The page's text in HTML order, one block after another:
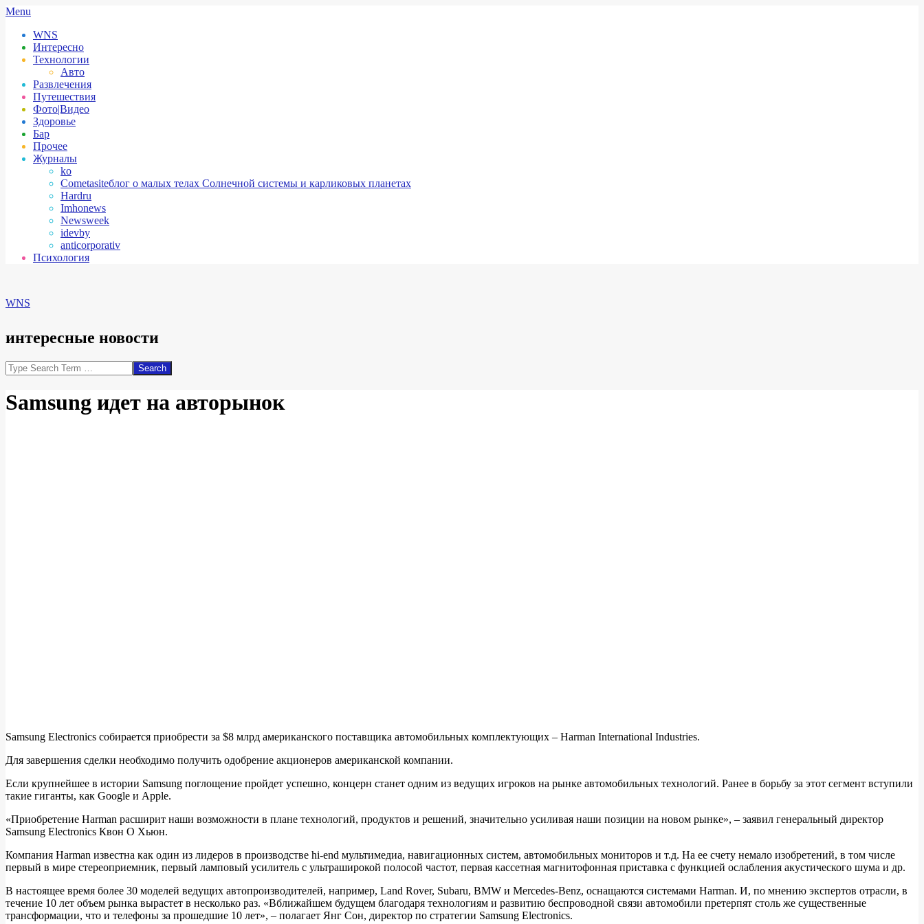
Skip
content
Secondary
Menu
Menu
WNS
Интересно
Технологии
Авто
Развлечения
Путешествия
Фото|Видео
Здоровье
Бар
Прочее
Журналы
ko
Cometasiteблог о малых телах Солнечной системы и карликовых планетах
Hardru
Imhonews
Newsweek
idevby
anticorporativ
Психология
WNS
интересные новости
Search
Samsung идет на авторынок
Samsung Electronics собирается приобрести за $8 млрд американского поставщика автомобильных комплектующих – Harman International Industries.
Для завершения сделки необходимо получить одобрение акционеров американской компании.
Если крупнейшее в истории Samsung поглощение пройдет успешно, концерн станет одним из ведущих игроков на рынке автомобильных технологий. Ранее в борьбу за этот сегмент вступили
такие гиганты, как Google и Apple.
«Приобретение Harman расширит наши возможности в плане технологий, продуктов и решений, значительно усиливая наши позиции на новом рынке», – заявил генеральный директор
Samsung Electronics Квон О Хьюн.
Компания Harman известна как один из лидеров в производстве hi-end мультимедиа, навигационных систем, автомобильных мониторов и т.д. На ее счету немало изобретений, в том числе
первый в мире стереоприемник, первый ламповый усилитель с ультраширокой полосой частот, первая кассетная магнитофонная приставка с функцией ослабления акустического шума и др.
В настоящее время более 30 моделей ведущих автопроизводителей, например, Land Rover, Subaru, BMW и Mercedes-Benz, оснащаются системами Harman. И, по мнению экспертов отрасли, в
течение 10 лет объем рынка вырастет в несколько раз. «Вближайшем будущем благодаря технологиям и развитию беспроводной связи автомобили претерпят столь же существенные
трансформации, что и телефоны за прошедшие 10 лет», – полагает Янг Сон, директор по стратегии Samsung Electronics.